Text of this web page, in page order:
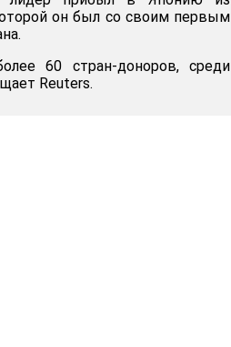
он был со своим первым
60 стран-доноров, среди
Reuters.